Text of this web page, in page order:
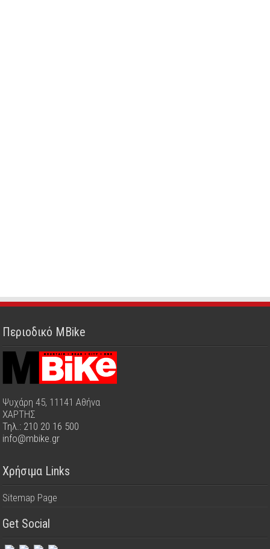
Περιοδικό MBike
Ψυχάρη 45, 11141 Αθήνα
ΧΑΡΤΗΣ
Τηλ.: 210 20 16 500
info@mbike.gr
Χρήσιμα Links
Sitemap Page
Get Social